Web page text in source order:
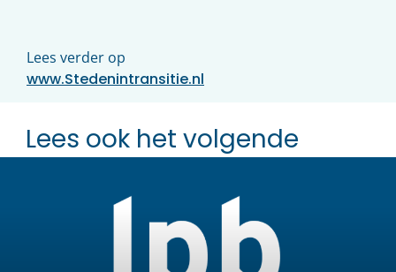
Lees verder op
www.Stedenintransitie.nl
Lees ook het volgende